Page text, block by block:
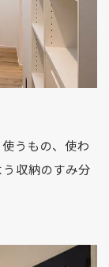
うもの、使わ
収納のすみ分